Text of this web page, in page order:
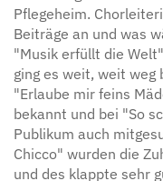
Pflegeheim.
Beiträge an und was
"Musik erfüllt die
ging es weit, weit weg
"Erlaube mir feins
bekannt und bei "So
Publikum auch
Chicco" wurden die
und des klappte sehr